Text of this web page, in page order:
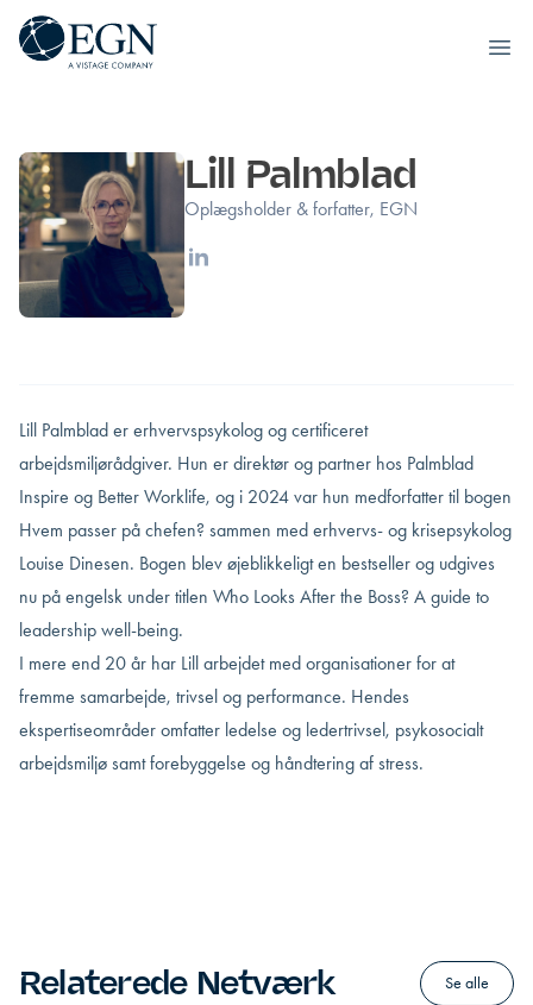
Executives' Global Network
Lill Palmblad
Oplægsholder & forfatter, EGN
Linkedin
Lill Palmblad er erhvervspsykolog og certificeret
arbejdsmiljørådgiver. Hun er direktør og partner hos Palmblad
Inspire og Better Worklife, og i 2024 var hun medforfatter til bogen
Hvem passer på chefen? sammen med erhvervs- og krisepsykolog
Louise Dinesen. Bogen blev øjeblikkeligt en bestseller og udgives
nu på engelsk under titlen Who Looks After the Boss? A guide to
leadership well-being.
I mere end 20 år har Lill arbejdet med organisationer for at
fremme samarbejde, trivsel og performance. Hendes
ekspertiseområder omfatter ledelse og ledertrivsel, psykosocialt
arbejdsmiljø samt forebyggelse og håndtering af stress.
Relaterede Netværk Se alle